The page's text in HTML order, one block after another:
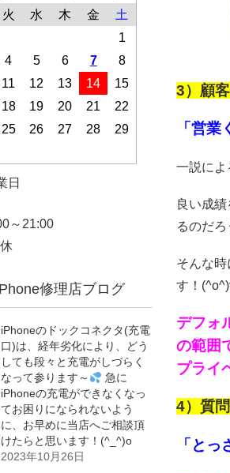
3）顧
「営業
一説に
良い成
るのだ
そんな
す！
デフォ
の範囲
プライ
4）質
「とっ
火 水 木 金
土
1
4 5 6 7
8
11 12 13 14
15
18 19 20 21
22
25 26 27 28
29
日
～21:00
修理店ブログ
iPhoneのドックコネクタ(充電
口)は、経年劣化により、どう
しても段々と充電がしづらく
なって参ります～
急に
iPhoneの充電ができなくなっ
てお困りになられないよう
に、お早めに当店へご相談頂
けたらと思います！(^_^)o
2023年10月26日